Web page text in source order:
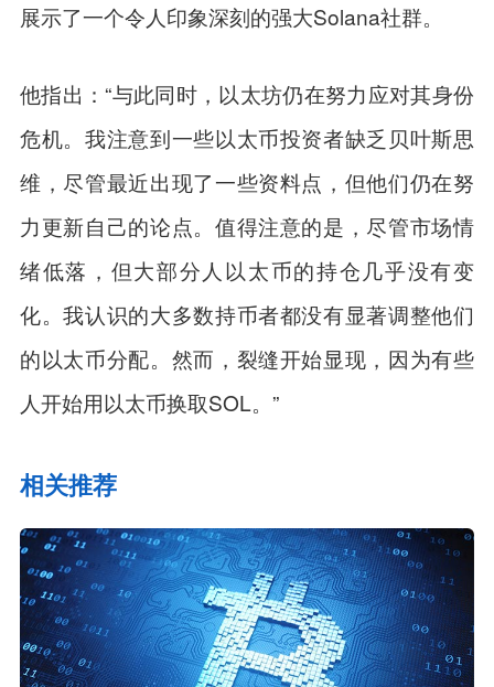
展示了一个令人印象深刻的强大Solana社群。
他指出：“与此同时，以太坊仍在努力应对其身份
危机。我注意到一些以太币投资者缺乏贝叶斯思
维，尽管最近出现了一些资料点，但他们仍在努
力更新自己的论点。值得注意的是，尽管市场情
绪低落，但大部分人以太币的持仓几乎没有变
化。我认识的大多数持币者都没有显著调整他们
的以太币分配。然而，裂缝开始显现，因为有些
人开始用以太币换取SOL。”
相关推荐